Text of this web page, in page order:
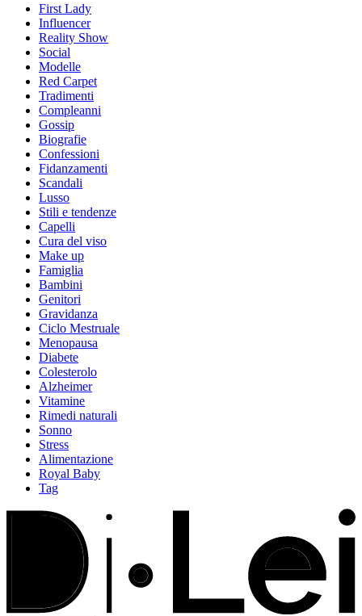
First Lady
Influencer
Reality Show
Social
Modelle
Red Carpet
Tradimenti
Compleanni
Gossip
Biografie
Confessioni
Fidanzamenti
Scandali
Lusso
Stili e tendenze
Capelli
Cura del viso
Make up
Famiglia
Bambini
Genitori
Gravidanza
Ciclo Mestruale
Menopausa
Diabete
Colesterolo
Alzheimer
Vitamine
Rimedi naturali
Sonno
Stress
Alimentazione
Royal Baby
Tag